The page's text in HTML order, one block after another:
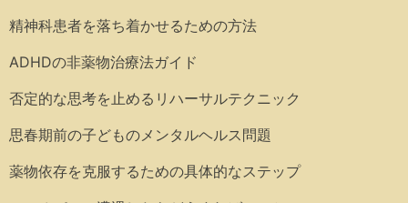
精神科患者を落ち着かせるための方法
ADHDの非薬物治療法ガイド
否定的な思考を止めるリハーサルテクニック
思春期前の子どものメンタルヘルス問題
薬物依存を克服するための具体的なステップ